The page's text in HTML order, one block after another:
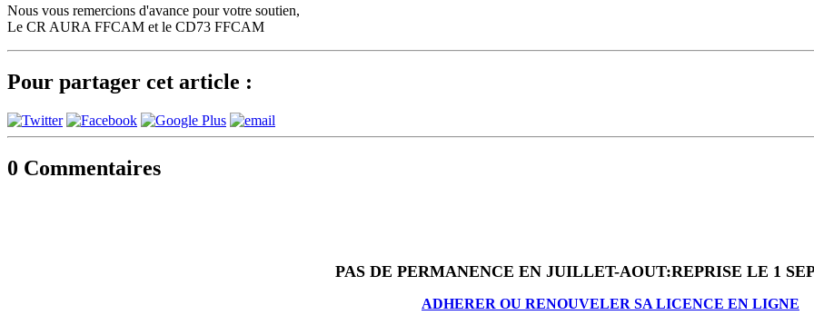
Nous vous remercions d'avance pour votre soutien,
Le CR AURA FFCAM et le CD73 FFCAM
Pour partager cet article :
0 Commentaires
PAS DE PERMANENCE EN JUILLET-AOUT:REPRISE LE 1
ADHERER OU RENOUVELER SA LICENCE EN LIGNE